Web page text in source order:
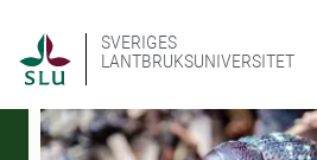
SVERIGES
LANTBRUKSUNIVERSITET